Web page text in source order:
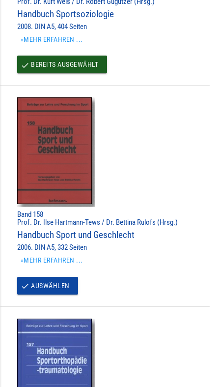
Handbuch Sportsoziologie
2008. DIN A5, 404 Seiten
»MEHR ERFAHREN ...
done BEREITS AUSGEWÄHLT
Band 158
Prof. Dr. Ilse Hartmann-Tews / Dr. Bettina Rulofs (Hrsg.)
Handbuch Sport und Geschlecht
2006. DIN A5, 332 Seiten
»MEHR ERFAHREN ...
done AUSWÄHLEN